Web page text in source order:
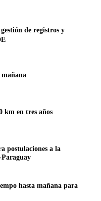
de registros y
mañana
km en tres años
postulaciones a la
hasta mañana para